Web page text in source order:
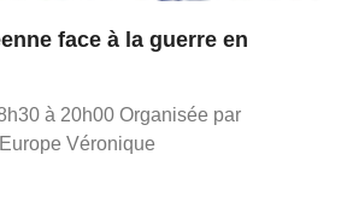
face à la guerre en
à 20h00 Organisée par
Véronique